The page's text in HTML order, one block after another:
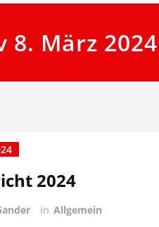
8. März 2024
2024
in Allgemein